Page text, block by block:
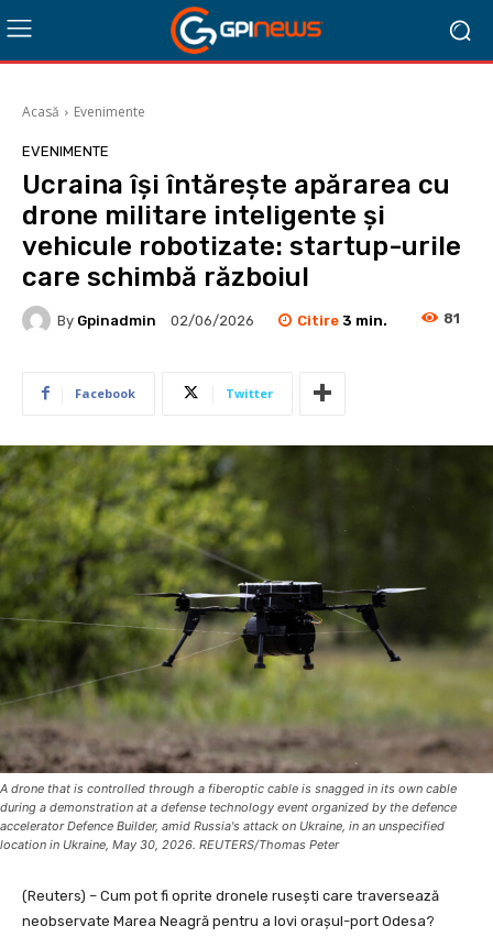
Acasă Evenimente
EVENIMENTE
Ucraina își întărește apărarea cu
drone militare inteligente și
vehicule robotizate: startup-urile
care schimbă războiul
By Gpinadmin 02/06/2026 Citire 3 min. 81
Facebook Twitter
A drone that is controlled through a fiberoptic cable is snagged in its own cable
during a demonstration at a defense technology event organized by the defence
accelerator Defence Builder, amid Russia's attack on Ukraine, in an unspecified
location in Ukraine, May 30, 2026. REUTERS/Thomas Peter
(Reuters) – Cum pot fi oprite dronele rusești care traversează
neobservate Marea Neagră pentru a lovi orașul-port Odesa?